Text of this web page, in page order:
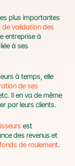
plus importantes
de validation des
entreprise à
à ses
à temps, elle
de ses
Il en va de même
par leurs clients.
est
des revenus et
fonds de roulement.